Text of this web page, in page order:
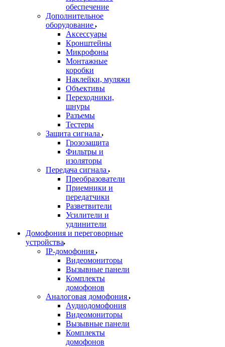
обеспечение
Дополнительное
оборудование
Аксессуары
Кронштейны
Микрофоны
Монтажные
коробки
Наклейки, муляжи
Объективы
Переходники,
шнуры
Разъемы
Тестеры
Защита сигнала
Грозозащита
Фильтры и
изоляторы
Передача сигнала
Преобразователи
Приемники и
передатчики
Разветвители
Усилители и
удлинители
Домофония и переговорные
устройства
IP-домофония
Видеомониторы
Вызывные панели
Комплекты
домофонов
Аналоговая домофония
Аудиодомофония
Видеомониторы
Вызывные панели
Комплекты
домофонов